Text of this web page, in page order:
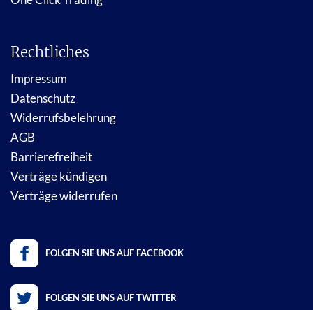
Rechtliches
Impressum
Datenschutz
Widerrufsbelehrung
AGB
Barrierefreiheit
Verträge kündigen
Verträge widerrufen
FOLGEN SIE UNS AUF FACEBOOK
FOLGEN SIE UNS AUF TWITTER